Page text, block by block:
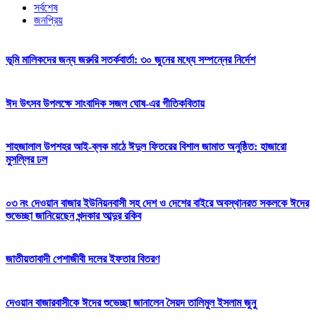
সর্বশেষ
জনপ্রিয়
ভূমি মালিকদের জন্য জরুরি সতর্কবার্তা: ৩০ জুনের মধ্যে সম্পন্নের নির্দেশ
ঈদ উৎসব উপলক্ষে সাংবাদিক সজল ঘোষ-এর গীতিকবিতায়
শাহজালাল উপশহর আই-ব্লক মাঠে ঈদুল ফিতরের বিশাল জামাত অনুষ্ঠিত: হাজারো
মুসল্লির ঢল
০৩ নং দেওয়ান বাজার ইউনিয়নবাসী সহ দেশ ও দেশের বাইরে অবস্থানরত সকলকে ঈদের
শুভেচ্ছা জানিয়েছেন খন্দকার আব্দুর রকিব
জাতীয়তাবাদী পেশাজীবী দলের ইফতার বিতরণ
দেওয়ান বাজারবাসীকে ঈদের শুভেচ্ছা জানালেন সৈয়দ তালিমুল ইসলাম জুনু